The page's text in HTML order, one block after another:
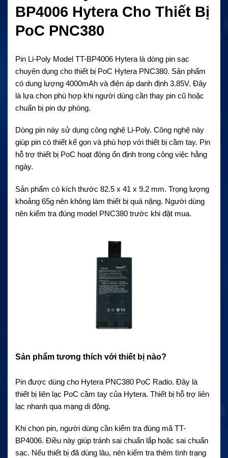
BP4006 Hytera Cho Thiết Bị
PoC PNC380
Pin Li-Poly Model TT-BP4006 Hytera là dòng pin sạc
chuyên dụng cho thiết bị PoC Hytera PNC380. Sản phẩm
có dung lượng 4000mAh và điện áp danh định 3.85V. Đây
là lựa chọn phù hợp khi người dùng cần thay pin cũ hoặc
chuẩn bị pin dự phòng.
Dòng pin này sử dụng công nghệ Li-Poly. Công nghệ này
giúp pin có thiết kế gọn và phù hợp với thiết bị cầm tay. Pin
hỗ trợ thiết bị PoC hoạt động ổn định trong công việc hằng
ngày.
Sản phẩm có kích thước 82.5 x 41 x 9.2 mm. Trọng lượng
khoảng 65g nên không làm thiết bị quá nặng. Người dùng
nên kiểm tra đúng model PNC380 trước khi đặt mua.
Sản phẩm tương thích với thiết bị nào?
Pin được dùng cho Hytera PNC380 PoC Radio. Đây là
thiết bị liên lạc PoC cầm tay của Hytera. Thiết bị hỗ trợ liên
lạc nhanh qua mạng di động.
Khi chọn pin, người dùng cần kiểm tra đúng mã TT-
BP4006. Điều này giúp tránh sai chuẩn lắp hoặc sai chuẩn
sạc. Nếu thiết bị đã dùng lâu, nên kiểm tra thêm tình trạng